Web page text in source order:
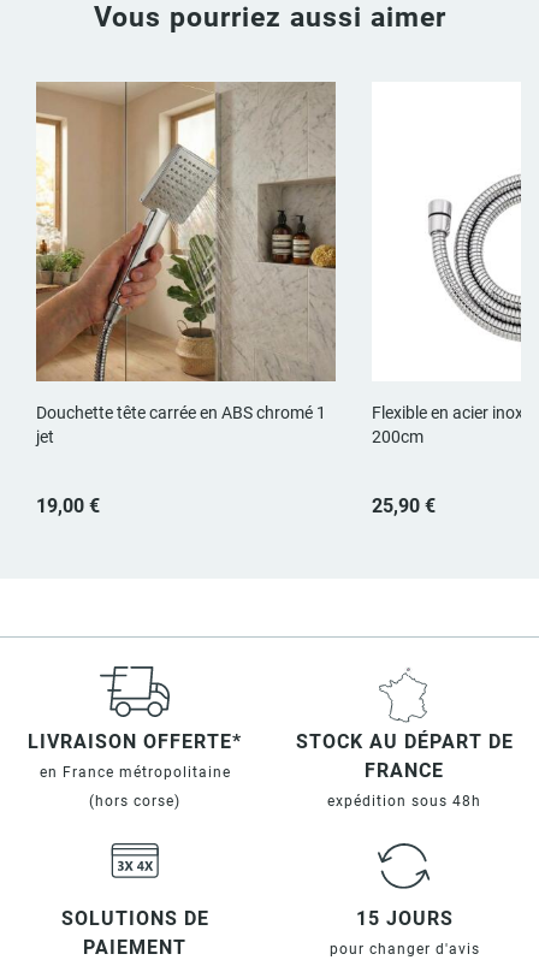
Vous pourriez aussi aimer
Douchette tête carrée en ABS chromé 1
jet
19,00 €
Flexible en acier
200cm
25,90 €
LIVRAISON OFFERTE*
en France métropolitaine
(hors corse)
STOCK AU DÉPART DE
FRANCE
expédition sous 48h
SOLUTIONS DE
PAIEMENT
15 JOURS
pour changer d'avis